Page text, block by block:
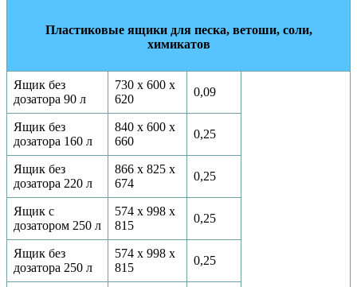
Пластиковые ящики для песка, ветоши, соли,
химикатов
Ящик без
дозатора 90 л
730 х 600 х
620
0,09
Ящик без
дозатора 160 л
840 х 600 х
660
0,25
Ящик без
дозатора 220 л
866 х 825 х
674
0,25
Ящик с
дозатором 250 л
574 х 998 х
815
0,25
Ящик без
дозатора 250 л
574 х 998 х
815
0,25